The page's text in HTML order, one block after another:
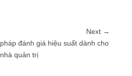
Next →
đánh giá hiệu suất dành cho
nhà quản trị